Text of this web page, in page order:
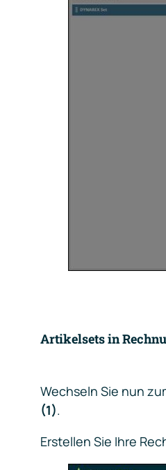
Artikelsets in
Wechseln Sie nun
(1).
Erstellen Sie Ihre